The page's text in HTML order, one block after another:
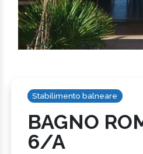
Stabilimento balneare
BAGNO
6/A